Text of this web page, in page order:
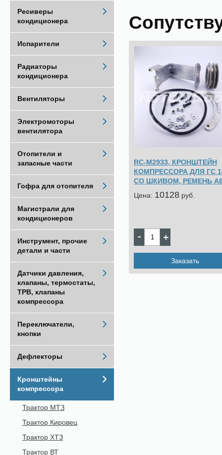
RC-M2933, КРОНШТЕЙН
КОМПРЕССОРА ДЛЯ ГС
СО ШКИВОМ, РЕМЕНЬ
Цена: 10128 pуб.
Заказать
Ресиверы
кондиционера
Испарители
Радиаторы
кондиционера
Вентиляторы
Электромоторы
вентилятора
Отопители и
запасные части
Гофра для отопителя
Магистрали для
кондиционеров
Инструмент, прочие
детали и части
Датчики давления,
клапаны, термостаты,
ТРВ, клапаны
компрессора
Переключатели,
кнопки
Дефлекторы
Кронштейны
компрессора
Трактор МТЗ
Трактор Кировец
Трактор ХТЗ
Трактор ВТ